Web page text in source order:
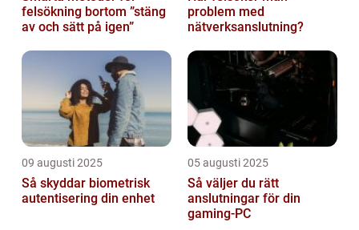
felsökning bortom ”stäng
av och sätt på igen”
problem med
nätverksanslutning?
09 augusti 2025
Så skyddar biometrisk
autentisering din enhet
05 augusti 2025
Så väljer du rätt
anslutningar för din
gaming-PC